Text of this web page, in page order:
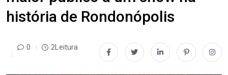
história de Rondonópolis
0 2Leitura